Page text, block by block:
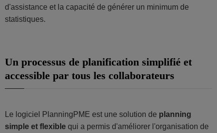
d'assistance et la capacité de générer un minimum de
statistiques.
Un processus de planification simplifié et
accessible par tous les collaborateurs
Le logiciel PlanningPME est une solution de planning
simple et flexible qui a permis d'améliorer l'organisation de